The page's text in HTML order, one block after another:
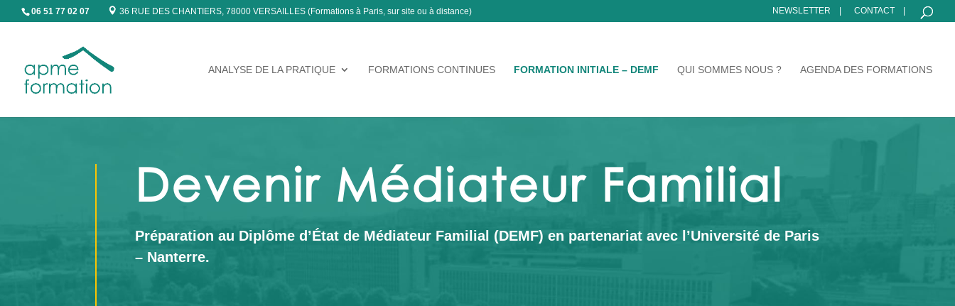
06 51 77 02 07 36 RUE DES CHANTIERS, 78000 VERSAILLES (Formations à Paris, sur site ou à distance) NEWSLETTER CONTACT
ANALYSE DE LA PRATIQUE FORMATIONS CONTINUES FORMATION INITIALE – DEMF QUI SOMMES NOUS ? AGENDA DES FORMATIONS
Devenir Médiateur Familial
Préparation au Diplôme d’État de Médiateur Familial (DEMF) en partenariat avec l’Université de Paris
– Nanterre.